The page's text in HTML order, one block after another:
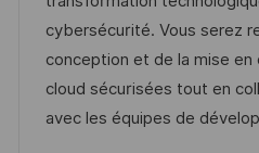
t
e
i
s
a
t
r
e
n
c
cybersécurité. Vous serez
conception et de la mise
cloud sécurisées tout en
avec les équipes de